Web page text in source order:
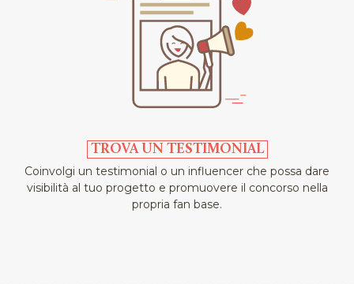
TROVA UN TESTIMONIAL
Coinvolgi un testimonial o un influencer che possa dare
visibilità al tuo progetto e promuovere il concorso nella
propria fan base.